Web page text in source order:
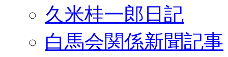
久米桂一郎日記
白馬会関係新聞記事